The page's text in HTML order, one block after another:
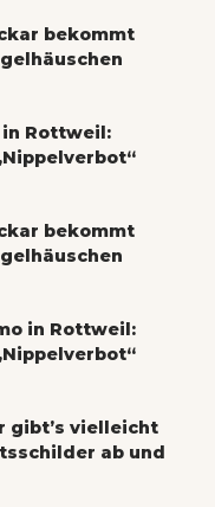
bekommt
Rottweil:
bekommt
in Rottweil:
gibt’s vielleicht
ab und